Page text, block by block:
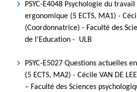
PSYC-E4048 Psychologie du
ergonomique (5 ECTS, MA1) -
(Coordonnatrice) - Faculté des
de l'Education - ULB
PSYC-E5027 Questions actuelles
(5 ECTS, MA2) - Cécile VAN DE
– Faculté des Sciences